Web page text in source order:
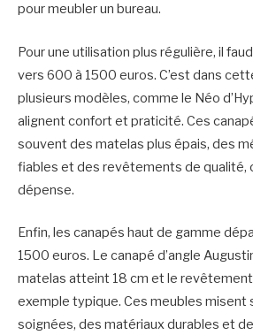
pour meubler un bureau.
Pour une utilisation plus régulière, il
vers 600 à 1500 euros. C’est dans
plusieurs modèles, comme le Néo
alignent confort et praticité. Ces
souvent des matelas plus épais, des
fiables et des revêtements de qualité,
dépense.
Enfin, les canapés haut de gamme
1500 euros. Le canapé d’angle
matelas atteint 18 cm et le
exemple typique. Ces meubles misent
soignées, des matériaux durables et